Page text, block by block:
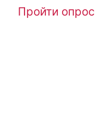
Пройти опрос